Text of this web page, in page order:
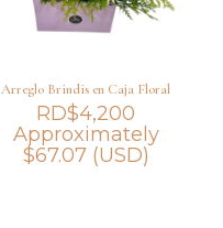
Arreglo Brindis en Caja Floral
RD$4,200
Approximately
$67.07(USD)